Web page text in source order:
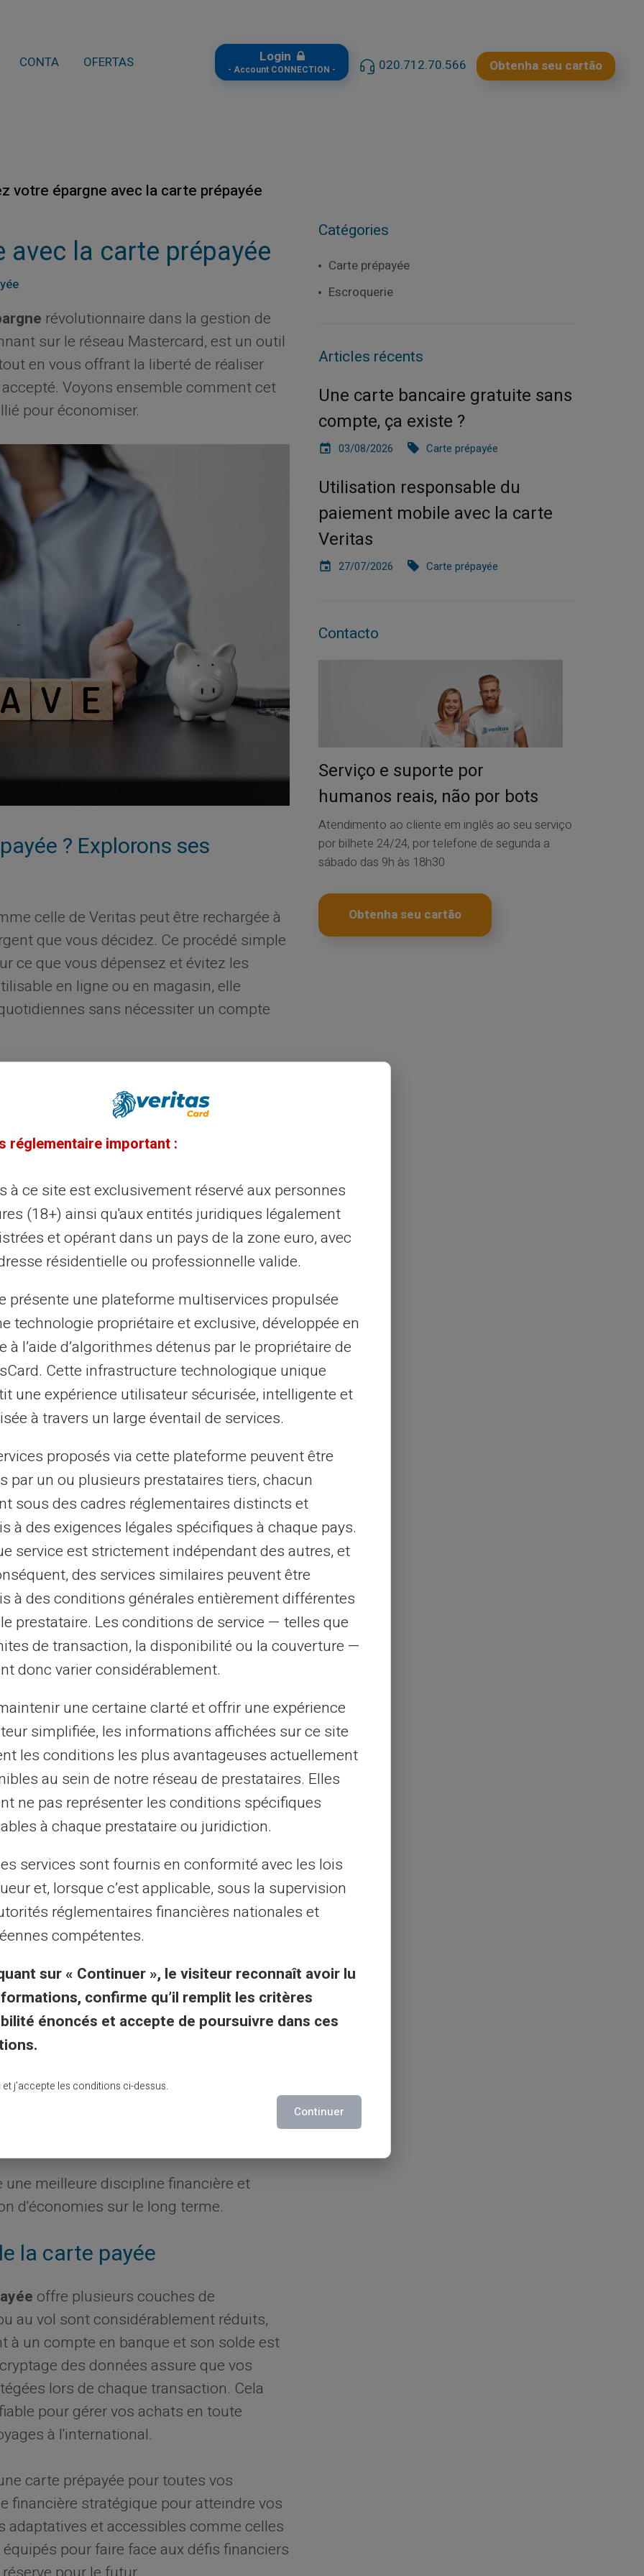
CONTA OFERTAS Login
- Account CONNECTION - 020.712.70.566 Obtenha seu cartão
votre épargne avec la carte prépayée
la carte prépayée
révolutionnaire dans la gestion de
sur le réseau Mastercard, est un outil
en vous offrant la liberté de réaliser
Voyons ensemble comment cet
pour économiser.
? Explorons ses
celle de Veritas peut être rechargée à
que vous décidez. Ce procédé simple
ce que vous dépensez et évitez les
en ligne ou en magasin, elle
sans nécessiter un compte
la carte prépayée peut
prépayée résidedans sa capacité à
pouvez dépenser que le montant
et à prioriser vos dépenses. Pour ceux
budget, c'est un moyen concret de
et les risques de découverte
la valeur de l'argent
les intérêts débiteurs
et les taux d'intérêt peuvent
pour une
carte prépayée,
ces coûts
a pas de possibilité de découvert. Ainsi,
et plus facile à suivre. La pratique
votre conscience financière et
à des fonctions adaptées
spécifiques pour faciliter la gestion de
internationaux avec cette carte ont des
classiques, ce qui peut vous
transférez régulièrement de l'argent
prépayées ont des limites de retrait
d'accéder à votre argent quand vous
votre épargne avec la carte
au mieux votre carte prépayée afin
vos dépenses mensuelles et chargez
carte.
pour garder un œil sur chaque
qui correspondent à votre
de transactions pour identifier
meilleure discipline financière et
d'économies sur le long terme.
la carte payée
offre plusieurs couches de
au vol sont considérablement réduits,
à un compte en banque et son solde est
des données assure que vos
lors de chaque transaction. Cela
pour gérer vos achats en toute
à l'international.
carte prépayée pour toutes vos
financière stratégique pour atteindre vos
adaptatives et accessibles comme celles
pour faire face aux défis financiers
Catégories
Carte prépayée
Escroquerie
Articles récents
Une carte bancaire gratuite sans
compte, ça existe ?
03/08/2026 Carte prépayée
Utilisation responsable du
paiement mobile avec la carte
Veritas
27/07/2026 Carte prépayée
Contacto
Serviço e suporte por
humanos reais, não por bots
Atendimento ao cliente em inglês ao seu serviço
por bilhete 24/24, por telefone de segunda a
sábado das 9h às 18h30
Obtenha seu cartão
réglementaire important :
à ce site est exclusivement réservé aux personnes
(18+) ainsi qu'aux entités juridiques légalement
et opérant dans un pays de la zone euro, avec
résidentielle ou professionnelle valide.
présente une plateforme multiservices propulsée
technologie propriétaire et exclusive, développée en
à l’aide d’algorithmes détenus par le propriétaire de
Cette infrastructure technologique unique
une expérience utilisateur sécurisée, intelligente et
à travers un large éventail de services.
proposés via cette plateforme peuvent être
par un ou plusieurs prestataires tiers, chacun
sous des cadres réglementaires distincts et
à des exigences légales spécifiques à chaque pays.
service est strictement indépendant des autres, et
des services similaires peuvent être
à des conditions générales entièrement différentes
prestataire. Les conditions de service — telles que
de transaction, la disponibilité ou la couverture —
donc varier considérablement.
une certaine clarté et offrir une expérience
simplifiée, les informations affichées sur ce site
les conditions les plus avantageuses actuellement
au sein de notre réseau de prestataires. Elles
ne pas représenter les conditions spécifiques
à chaque prestataire ou juridiction.
services sont fournis en conformité avec les lois
et, lorsque c’est applicable, sous la supervision
réglementaires financières nationales et
compétentes.
sur « Continuer », le visiteur reconnaît avoir lu
confirme qu’il remplit les critères
énoncés et accepte de poursuivre dans ces
et j’accepte les conditions ci-dessus.
Continuer